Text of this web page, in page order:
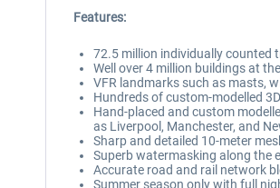
Features:
72.5 million individually counted
Well over 4 million buildings at
VFR landmarks such as masts,
Hundreds of custom-modelled
Hand-placed and custom
as Liverpool, Manchester, and
Sharp and detailed 10-meter
Superb watermasking along the
Accurate road and rail network
Summer season only with full